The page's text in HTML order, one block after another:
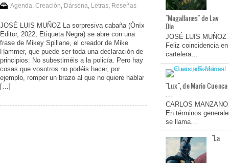
Agenda, Creación, Dársena, Letras, Reseñas
JOSÉ LUIS MUÑOZ La sorpresiva cabaña (Òníx
Editor, 2022, Etiqueta Negra) se abre con una
frase de Mikey Spillane, el creador de Mike
Hammer, que puede ser toda una declaración de
principios: No subestiméis a la policía. Pero hay
cosas que vosotros no podéis hacer, por
ejemplo, romper un brazo al que no quiere hablar
[…]
"Magallanes" de Lav
Dia…
JOSÉ LUIS MUÑOZ
Feliz coincidencia en
cartelera…
"Lux", de Mario Cuenca
…
CARLOS MANZANO
En términos
se llama…
"La